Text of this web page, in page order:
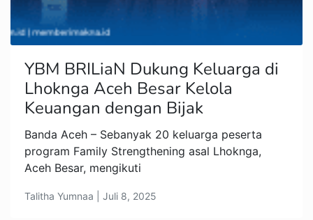
YBM BRILiaN Dukung Keluarga di
Lhoknga Aceh Besar Kelola
Keuangan dengan Bijak
Banda Aceh – Sebanyak 20 keluarga peserta
program Family Strengthening asal Lhoknga,
Aceh Besar, mengikuti
Talitha Yumnaa | Juli 8, 2025